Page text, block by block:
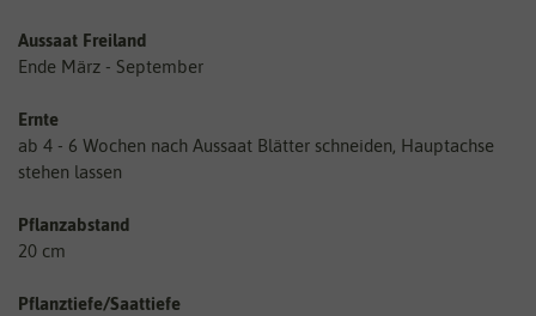
Aussaat Freiland
Ende März - September
Ernte
ab 4 - 6 Wochen nach Aussaat Blätter schneiden, Hauptachse
stehen lassen
Pflanzabstand
20 cm
Pflanztiefe/Saattiefe